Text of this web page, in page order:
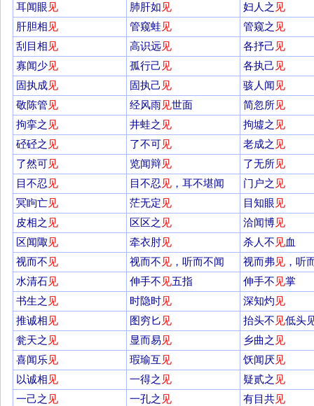
耳闻眼 见 肺肝如 见 妇人之 见
肝胆相 见 管窥蛙 见 管窥之 见
刮目相 见 高识远见 各抒己 见
寡闻少见 孤行己 见 各执己 见
固执成见 固执己 见 骇人闻 见
敬陈管 见 经风雨见世面 简忽所见
拘挛之 见 井蛙之 见 拘墟之 见
硁硁之 见 了不可见 老成之 见
了然可见 览闻辩见 了无所见
目不忍 见 目不忍 见 ，耳不堪闻 门户之 见
冥眗亡见 茫无定 见 目知眼 见
皮相之 见 区区之 见 洽闻博见
区闻陬 见 牵衣肘见 杀人不 见血
视而不 见 视而不 见 ，听而不闻 视而弗见 ，听
水清石见 伸手不 见五指 伸手不 见掌
书生之 见 时隐时见 深知灼 见
推诚相 见 图穷匕 见 抬头不 见低头
瓮天之 见 显而易 见 乡曲之 见
喜闻乐见 瑕瑜互 见 饫闻厌见
以诚相 见 一得之 见 疑贰之 见
一己之 见 一孔之 见 有目共见